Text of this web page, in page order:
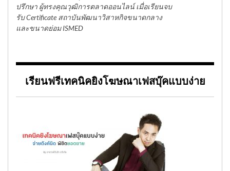
ปรึกษา ผู้ทรงคุณวุฒิการตลาดออนไลน์ เมื่อเรียนจบ
รับ Certificate สถาบันพัฒนาวิสาหกิจขนาดกลาง
และขนาดย่อม ISMED
เรียนฟรีเทคนิคยิงโฆษณาเฟสบุ๊คแบบง่าย